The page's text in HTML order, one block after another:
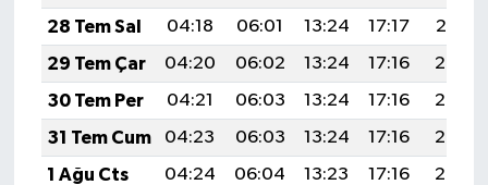
28 Tem Sal
04:18 06:01 13:24 17:17
20:37
29 Tem Çar
04:20 06:02 13:24 17:16
20:36
30 Tem Per
04:21 06:03 13:24 17:16
20:35
31 Tem Cum
04:23 06:03 13:24 17:16
20:34
1 Ağu Cts
04:24 06:04 13:23 17:16
20:33